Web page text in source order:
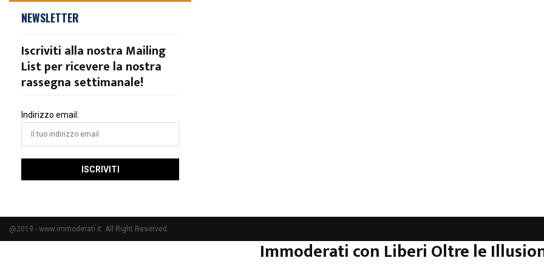
NEWSLETTER
Iscriviti alla nostra Mailing
List per ricevere la nostra
rassegna settimanale!
Indirizzo email:
@2019 - www.immoderati.it. All Right Reserved.
Immoderati con Liberi Oltre le